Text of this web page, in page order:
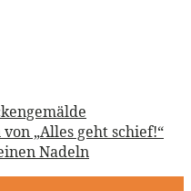
„Alles geht schief!“
Nadeln